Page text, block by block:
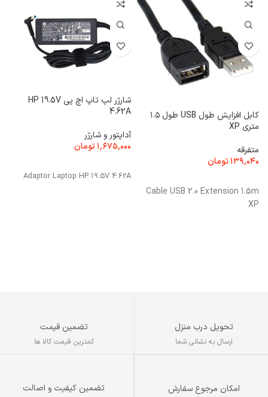
کابل افزایش طول USB طول ۱.۵
متری XP
متفرقه
۱۳۹,۰۴۰تومان
Cable USB 2.0 Extension 1.5m
XP
شارژر لپ تاپ اچ پی HP 19.5V
4.62A
آداپتور و شارژر
۱,۶۷۵,۰۰۰تومان
Adaptor Laptop HP 19.5V 4.62A
تحویل درب منزل
ارسال به نشانی شما
تضمین قیمت
کمترین قیمت کالا ها
امکان مرجوع سفارش تضمین کیفیت و اصالت